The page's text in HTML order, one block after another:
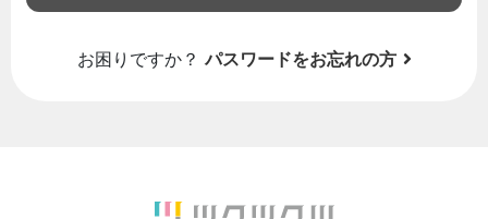
お困りですか？ パスワードをお忘れの方